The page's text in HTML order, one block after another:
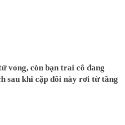
vong, còn bạn trai cô đang
sau khi cặp đôi này rơi từ tầng